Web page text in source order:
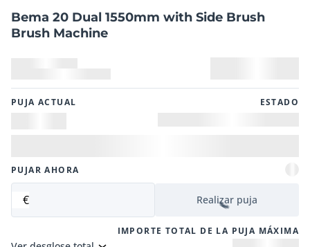
Bema 20 Dual 1550mm with Side Brush
Brush Machine
PUJA ACTUAL ESTADO
PUJAR AHORA
€ Realizar puja
IMPORTE TOTAL DE LA PUJA MÁXIMA